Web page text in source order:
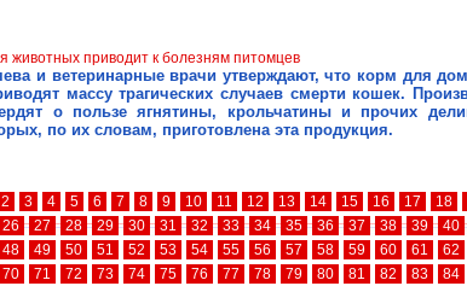
животных приводит к болезням питомцев
и ветеринарные врачи утверждают, что корм для
массу трагических случаев смерти кошек.
о пользе ягнятины, крольчатины и прочих
по их словам, приготовлена эта продукция.
2 3 4 5 6 7 8 9 10 11 12 13 14 15 16 17 18
26 27 28 29 30 31 32 33 34 35 36 37 38 39 40
48 49 50 51 52 53 54 55 56 57 58 59 60 61 62
70 71 72 73 74 75 76 77 78 79 80 81 82 83 84